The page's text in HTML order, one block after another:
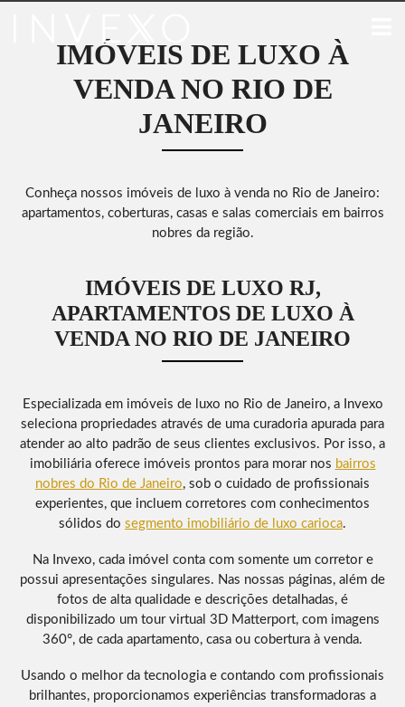
IMÓVEIS DE LUXO À
VENDA NO RIO DE
JANEIRO
Conheça nossos imóveis de luxo à venda no Rio de Janeiro:
apartamentos, coberturas, casas e salas comerciais em bairros
nobres da região.
IMÓVEIS DE LUXO RJ,
APARTAMENTOS DE LUXO À
VENDA NO RIO DE JANEIRO
Especializada em imóveis de luxo no Rio de Janeiro, a Invexo
seleciona propriedades através de uma curadoria apurada para
atender ao alto padrão de seus clientes exclusivos. Por isso, a
imobiliária oferece imóveis prontos para morar nos bairros
nobres do Rio de Janeiro, sob o cuidado de profissionais
experientes, que incluem corretores com conhecimentos
sólidos do segmento imobiliário de luxo carioca.
Na Invexo, cada imóvel conta com somente um corretor e
possui apresentações singulares. Nas nossas páginas, além de
fotos de alta qualidade e descrições detalhadas, é
disponibilizado um tour virtual 3D Matterport, com imagens
360°, de cada apartamento, casa ou cobertura à venda.
Usando o melhor da tecnologia e contando com profissionais
brilhantes, proporcionamos experiências transformadoras a